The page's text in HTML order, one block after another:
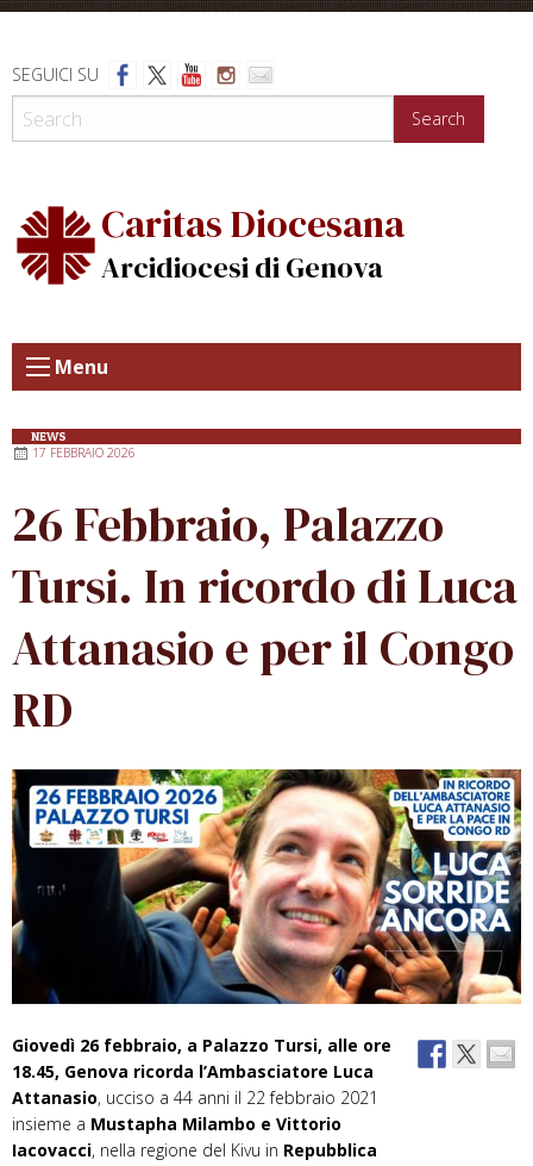
Skip
content
SEGUICI SU
Search
Caritas Diocesana
Arcidiocesi di Genova
Menu
NEWS
17 FEBBRAIO 2026
26 Febbraio, Palazzo
Tursi. In ricordo di Luca
Attanasio e per il Congo
RD
Giovedì 26 febbraio, a Palazzo Tursi, alle ore
18.45, Genova ricorda l’Ambasciatore Luca
Attanasio, ucciso a 44 anni il 22 febbraio 2021
insieme a Mustapha Milambo e Vittorio
Iacovacci, nella regione del Kivu in Repubblica